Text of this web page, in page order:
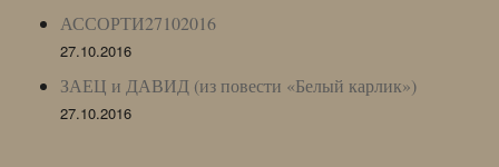
АССОРТИ27102016
27.10.2016
ЗАЕЦ и ДАВИД (из повести «Белый карлик»)
27.10.2016